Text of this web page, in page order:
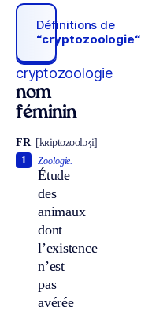
Définitions de
“cryptozoologie“
cryptozoologie
nom
féminin
FR [kʀiptozoolɔʒi]
Zoologie.
Étude
des
animaux
dont
l’existence
n’est
pas
avérée
1